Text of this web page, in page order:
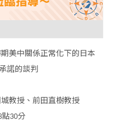
美中關係正常化下的日本
諾的談判
教授、前田直樹教授
點30分